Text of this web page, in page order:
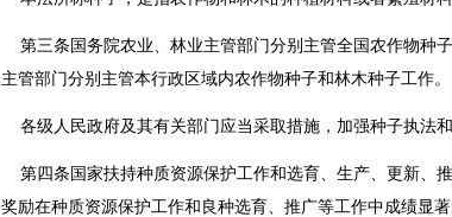
第三条国务院农业、林业主管部门分别主管全国农作物种
主管部门分别主管本行政区域内农作物种子和林木种子工作。
各级人民政府及其有关部门应当采取措施，加强种子执法
第四条国家扶持种质资源保护工作和选育、生产、更新、
奖励在种质资源保护工作和良种选育、推广等工作中成绩显著